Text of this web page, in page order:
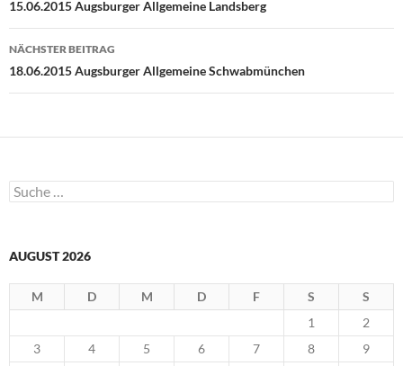
d
n
e
u
e
s
g
e
ö
e
t
15.06.2015 Augsburger Allgemeine Landsberg
NÄCHSTER BEITRAG
18.06.2015 Augsburger Allgemeine Schwabmünchen
Suche
nach:
AUGUST 2026
M D M D F S
S
1
2
3
4 5 6 7 8
9